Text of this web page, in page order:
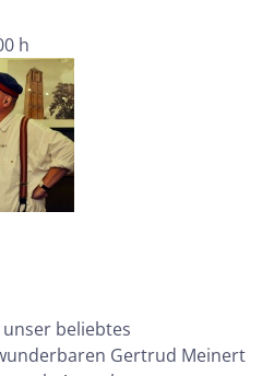
h
beliebtes
Gertrud Meinert